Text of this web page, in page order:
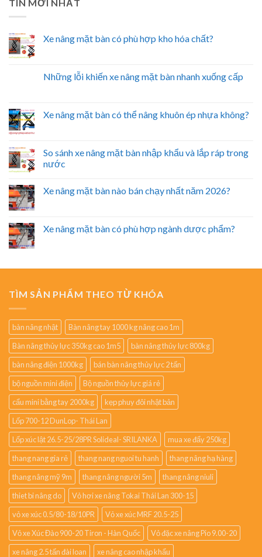
TIN MỚI NHẤT
Xe nâng mặt bàn có phù hợp kho hóa chất?
Những lỗi khiến xe nâng mặt bàn nhanh xuống cấp
Xe nâng mặt bàn có thể nâng khuôn ép nhựa không?
So sánh xe nâng mặt bàn nhập khẩu và lắp ráp trong
nước
Xe nâng mặt bàn nào bán chạy nhất năm 2026?
Xe nâng mặt bàn có phù hợp ngành dược phẩm?
TÌM SẢN PHẨM THEO TỪ KHÓA
bàn nâng nhật
Bàn nâng tay 1000 kg nâng cao 1m
Bàn nâng thủy lực 350kg cao 1m5
bàn nâng thủy lực 800kg
bàn nâng điện 1000kg
bán bàn nâng thủy lực 2 tấn
bộ nguồn mini điện
Bộ nguồn thủy lực giá rẻ
cẩu mini bằng tay 2000kg
kẹp phuy đôi nhật bản
Lốp 700-12 DunLop- Thái Lan
Lốp xúc lật 26.5-25/28PR Solideal- SRILANKA
mua xe đẩy 250kg
thang nang gia rẻ
thang nang nguoi tu hanh
thang nâng hạ hàng
thang nâng mỹ 9m
thang nâng người 5m
thang nâng niuli
thiet bi nâng do
Vỏ hơi xe nâng Tokai Thái Lan 300-15
vỏ xe xúc 0.5/80-18/10PR
Vỏ xe xúc MRF 20.5-25
Vỏ xe Xúc Đào 900-20 Tiron - Hàn Quốc
Vỏ đặc xe nâng Pio 9.00-20
xe nâng 2.5 tấn đài loan
xe nâng cao nhập khẩu